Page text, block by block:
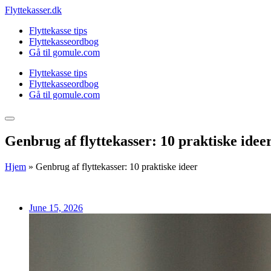
Skip
content
Flyttekasser.dk
Flyttekasse tips
Flyttekasseordbog
Gå til gomule.com
Flyttekasse tips
Flyttekasseordbog
Gå til gomule.com
Genbrug af flyttekasser: 10 praktiske
Hjem » Genbrug af flyttekasser: 10 praktiske ideer
June 15, 2026